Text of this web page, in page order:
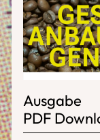
Ausgabe
PDF